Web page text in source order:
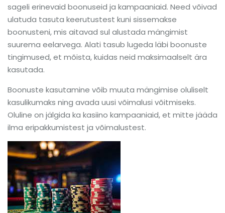
sageli erinevaid boonuseid ja kampaaniaid. Need võivad
ulatuda tasuta keerutustest kuni sissemakse
boonusteni, mis aitavad sul alustada mängimist
suurema eelarvega. Alati tasub lugeda läbi boonuste
tingimused, et mõista, kuidas neid maksimaalselt ära
kasutada.
Boonuste kasutamine võib muuta mängimise oluliselt
kasulikumaks ning avada uusi võimalusi võitmiseks.
Oluline on jälgida ka kasiino kampaaniaid, et mitte jääda
ilma eripakkumistest ja võimalustest.